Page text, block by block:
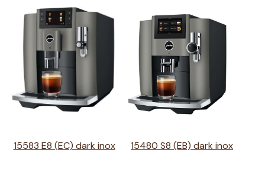
15583 E8 (EC) dark inox 15480 S8 (EB) dark inox